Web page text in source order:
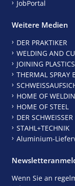
JobPortal
Weitere Medien
DER PRAKTIKER
WELDING AND
JOINING PLASTICS
THERMAL SPRAY
HOME OF
HOME OF STEEL
DER SCHWEISSER
STAHL+TECHNIK
Aluminium-
Wenn Sie an